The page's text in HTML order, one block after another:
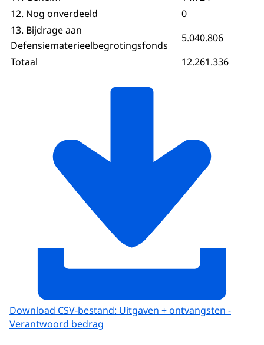
12. Nog onverdeeld
0
13. Bijdrage aan
Defensiematerieelbegrotingsfonds
5.040.806
Totaal
12.261.336
Download CSV-bestand: Uitgaven + ontvangsten -
Verantwoord bedrag